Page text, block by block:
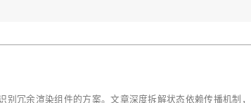
冗余渲染组件的方案。文章深度拆解状态依赖传播机制